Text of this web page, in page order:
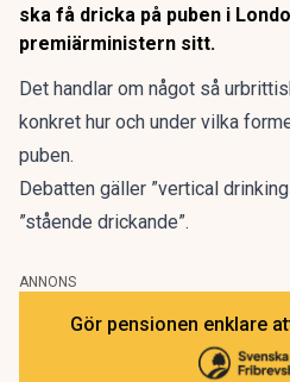
ska få dricka på puben i
premiärministern sitt.
Det handlar om något så
konkret hur och under vilka
puben.
Debatten gäller ”vertical
”stående drickande”.
ANNONS
Gör pensionen enklare